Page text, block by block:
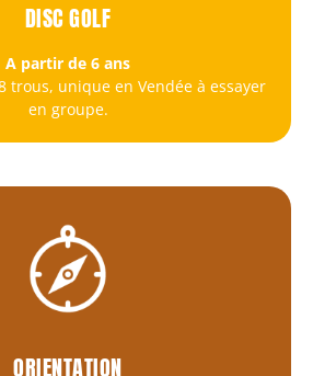
DISC GOLF
A partir de 6 ans
trous, unique en Vendée à essayer
en groupe.
ORIENTATION